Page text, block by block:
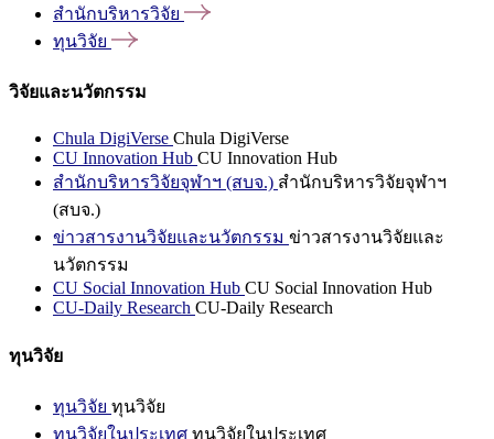
สำนักบริหารวิจัย
ทุนวิจัย
วิจัยและนวัตกรรม
Chula DigiVerse Chula DigiVerse
CU Innovation Hub CU Innovation Hub
สำนักบริหารวิจัยจุฬาฯ (สบจ.) สำนักบริหารวิจัยจุฬาฯ
(สบจ.)
ข่าวสารงานวิจัยและนวัตกรรม ข่าวสารงานวิจัยและ
นวัตกรรม
CU Social Innovation Hub CU Social Innovation Hub
CU-Daily Research CU-Daily Research
ทุนวิจัย
ทุนวิจัย ทุนวิจัย
ทุนวิจัยในประเทศ ทุนวิจัยในประเทศ